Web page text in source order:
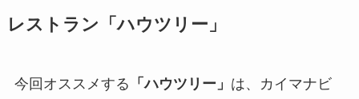
レストラン「ハウツリー」
今回オススメする 「ハウツリー」 は、カイマナビ